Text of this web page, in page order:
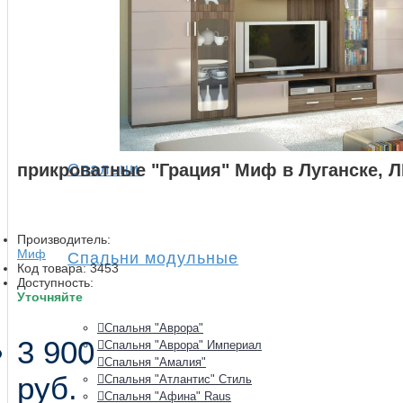
Спальни
Спальни модульные
Спальня "Аврора"
Спальня "Аврора" Империал
Спальня "Амалия"
Спальня "Атлантис" Стиль
Спальня "Афина" Raus
прикроватные "Грация" Миф в Луганске,
Производитель:
Миф
Код товара:3453
Доступность:
Уточняйте
3 900
руб.